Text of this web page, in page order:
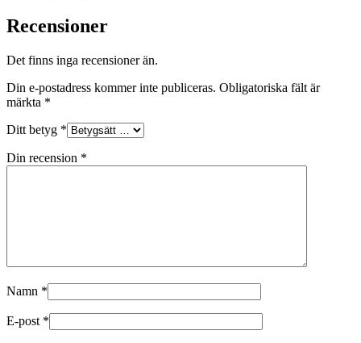
Recensioner
Det finns inga recensioner än.
Din e-postadress kommer inte publiceras. Obligatoriska fält är
märkta *
Ditt betyg *
Din recension *
Namn *
E-post *